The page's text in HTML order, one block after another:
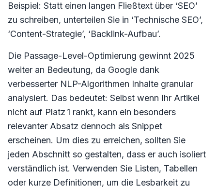
Beispiel: Statt einen langen Fließtext über ‘SEO’
zu schreiben, unterteilen Sie in ‘Technische SEO’,
‘Content-Strategie’, ‘Backlink-Aufbau’.
Die Passage-Level-Optimierung gewinnt 2025
weiter an Bedeutung, da Google dank
verbesserter NLP-Algorithmen Inhalte granular
analysiert. Das bedeutet: Selbst wenn Ihr Artikel
nicht auf Platz 1 rankt, kann ein besonders
relevanter Absatz dennoch als Snippet
erscheinen. Um dies zu erreichen, sollten Sie
jeden Abschnitt so gestalten, dass er auch isoliert
verständlich ist. Verwenden Sie Listen, Tabellen
oder kurze Definitionen, um die Lesbarkeit zu